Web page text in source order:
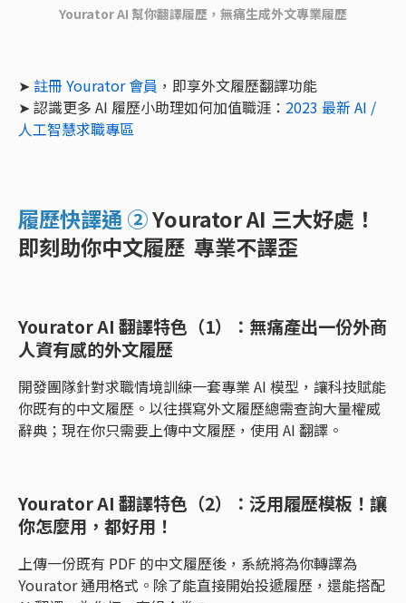
Yourator AI 幫你翻譯履歷，無痛生成外文專業履歷
➤ 註冊 Yourator 會員 ，即享外文履歷翻譯功能
➤ 認識更多 AI 履歷小助理如何加值職涯： 2023 最新 AI /
人工智慧求職專區
履歷快譯通 ②Yourator AI 三大好處！
即刻助你中文履歷 專業不譯歪
Yourator AI 翻譯特色（1）：無痛產出一份外商
人資有感的外文履歷
開發團隊針對求職情境訓練一套專業 AI 模型，讓科技賦能
你既有的中文履歷。以往撰寫外文履歷總需查詢大量權威
辭典；現在你只需要上傳中文履歷，使用 AI 翻譯。
Yourator AI 翻譯特色（2）：泛用履歷模板！讓
你怎麼用，都好用！
上傳一份既有 PDF 的中文履歷後，系統將為你轉譯為
Yourator 通用格式。除了能直接開始投遞履歷，還能搭配